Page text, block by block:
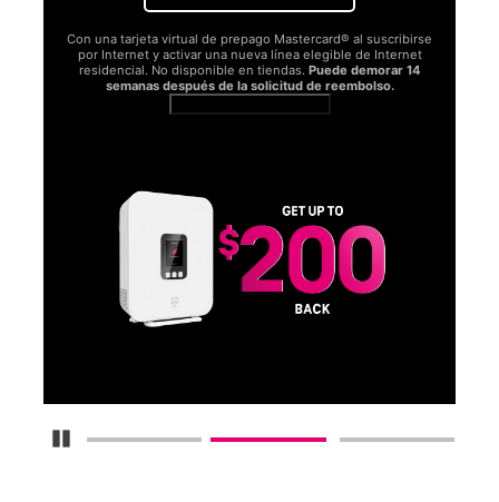
Detener carrusel
Con una tarjeta virtual de prepago Mastercard® al suscribirse
por Internet y activar una nueva línea elegible de Internet
residencial. No disponible en tiendas. Puede demorar 14
semanas después de la solicitud de reembolso.